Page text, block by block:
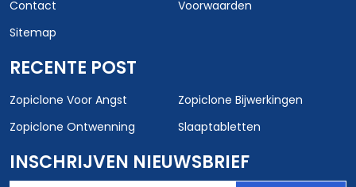
Contact
Voorwaarden
Sitemap
RECENTE POST
Zopiclone Voor Angst
Zopiclone Bijwerkingen
Zopiclone Ontwenning
Slaaptabletten
INSCHRIJVEN NIEUWSBRIEF